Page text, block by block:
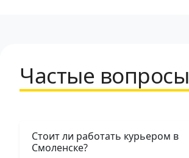
Частые вопросы
Стоит ли работать курьером в
Смоленске?